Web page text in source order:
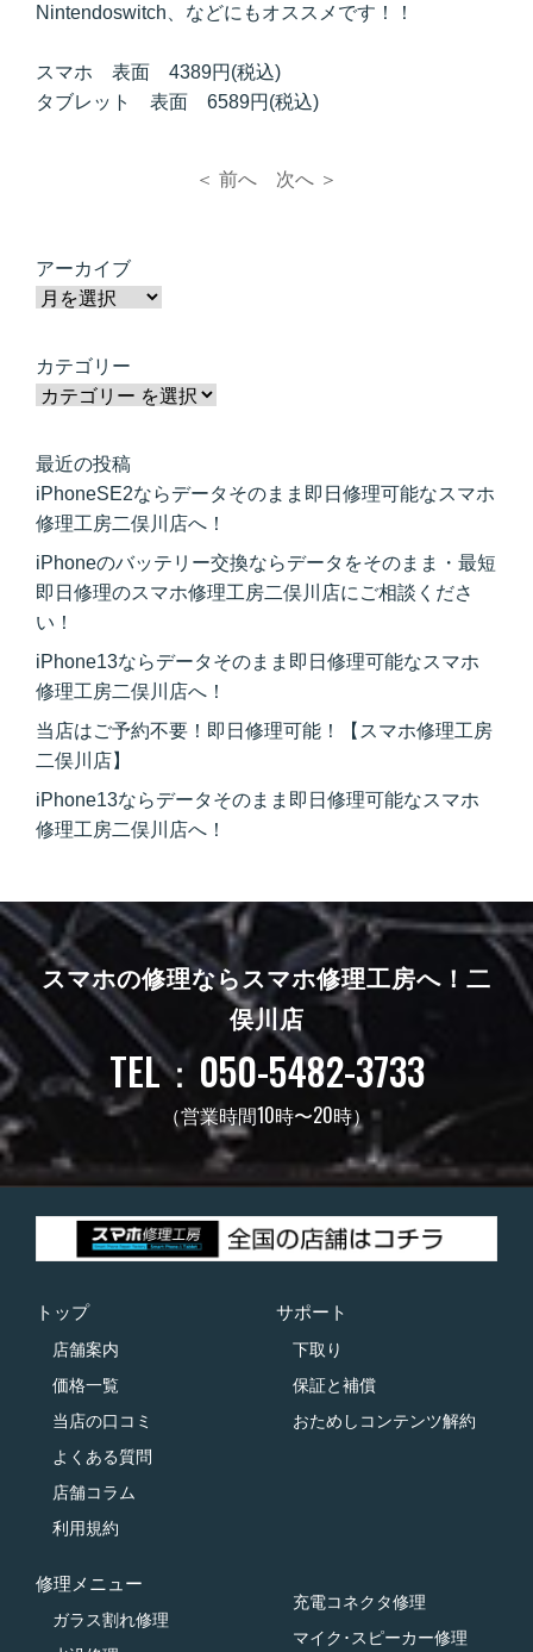
Nintendoswitch、などにもオススメです！！
スマホ 表面 4389円(税込)
タブレット 表面 6589円(税込)
＜ 前へ 次へ ＞
アーカイブ
カテゴリー
最近の投稿
iPhoneSE2ならデータそのまま即日修理可能なスマホ
修理工房二俣川店へ！
iPhoneのバッテリー交換ならデータをそのまま・最短
即日修理のスマホ修理工房二俣川店にご相談くださ
い！
iPhone13ならデータそのまま即日修理可能なスマホ
修理工房二俣川店へ！
当店はご予約不要！即日修理可能！【スマホ修理工房
二俣川店】
iPhone13ならデータそのまま即日修理可能なスマホ
修理工房二俣川店へ！
スマホの修理ならスマホ修理工房へ！ 二
俣川店
TEL：050-5482-3733
（営業時間10時〜20時）
トップ
店舗案内
価格一覧
当店の口コミ
よくある質問
店舗コラム
利用規約
サポート
下取り
保証と補償
おためしコンテンツ解約
修理メニュー
ガラス割れ修理
充電コネクタ修理
マイク･スピーカー修理